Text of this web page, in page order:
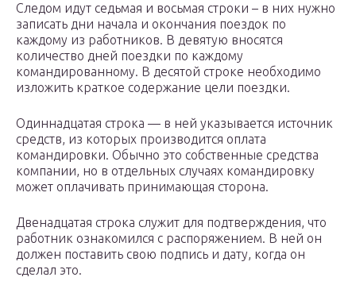
Следом идут седьмая и восьмая строки – в них нужно
записать дни начала и окончания поездок по
каждому из работников. В девятую вносятся
количество дней поездки по каждому
командированному. В десятой строке необходимо
изложить краткое содержание цели поездки.
Одиннадцатая строка — в ней указывается источник
средств, из которых производится оплата
командировки. Обычно это собственные средства
компании, но в отдельных случаях командировку
может оплачивать принимающая сторона.
Двенадцатая строка служит для подтверждения, что
работник ознакомился с распоряжением. В ней он
должен поставить свою подпись и дату, когда он
сделал это.